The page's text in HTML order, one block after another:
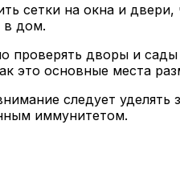
сетки на окна и
в дом.
проверять дворы и
это основные места
следует
иммунитетом.